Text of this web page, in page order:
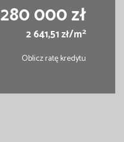
280 000 zł
2 641,51 zł/m2
Oblicz ratę kredytu